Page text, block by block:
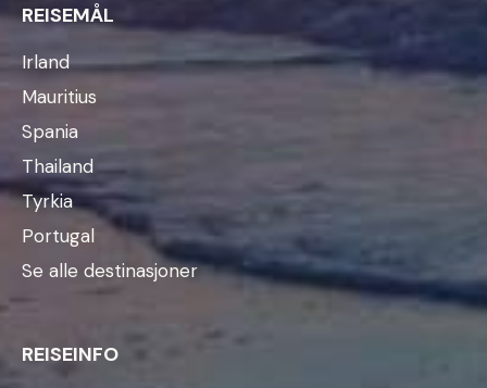
REISEMÅL
Irland
Mauritius
Spania
Thailand
Tyrkia
Portugal
Se alle destinasjoner
REISEINFO